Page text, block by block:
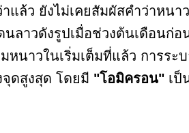
แล้ว ยังไม่เคยสัมผัสคำว่าหน
ลาวดังรูปเมื่อช่วงต้นเดือนก่
นาวในเริ่มเต็มที่แล้ว การระ
จุดสูงสุด โดยมี "โอมิครอน" เป็